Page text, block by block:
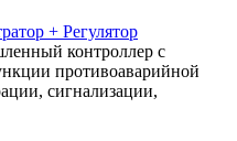
+ Регулятор
контроллер с
противоаварийной
сигнализации,